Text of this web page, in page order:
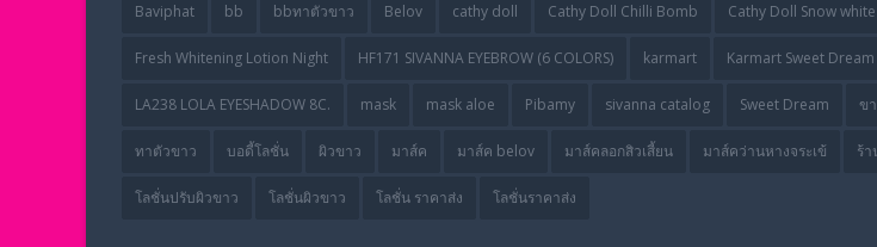
Baviphat bb bbทาตัวขาว Belov cathy doll Cathy Doll Chilli Bomb Cathy Doll Snow white
Fresh Whitening Lotion Night HF171 SIVANNA EYEBROW (6 COLORS) karmart Karmart Sweet Dream
LA238 LOLA EYESHADOW 8C. mask mask aloe Pibamy sivanna catalog Sweet Dream ข
ทาตัวขาว บอดี้โลชั่น ผิวขาว มาส์ค มาส์ค belov มาส์คลอกสิวเสี้ยน มาส์คว่านหางจระเข้ ร้
โลชั่นปรับผิวขาว โลชั่นผิวขาว โลชั่น ราคาส่ง โลชั่นราคาส่ง